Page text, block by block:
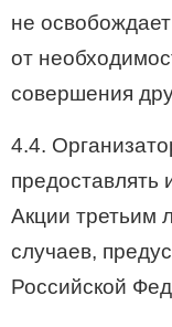
не
от
совершения
4.4.
Акции третьим
случаев,
Российской